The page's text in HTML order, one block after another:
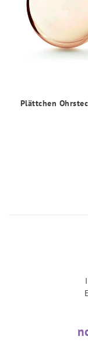
Plättchen